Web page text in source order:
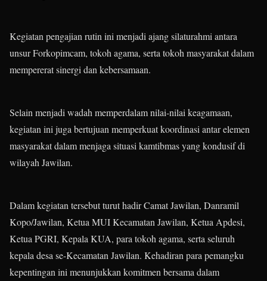
Kegiatan pengajian rutin ini menjadi ajang silaturahmi antara
unsur Forkopimcam, tokoh agama, serta tokoh masyarakat dalam
mempererat sinergi dan kebersamaan.
Selain menjadi wadah memperdalam nilai-nilai keagamaan,
kegiatan ini juga bertujuan memperkuat koordinasi antar elemen
masyarakat dalam menjaga situasi kamtibmas yang kondusif di
wilayah Jawilan.
Dalam kegiatan tersebut turut hadir Camat Jawilan, Danramil
Kopo/Jawilan, Ketua MUI Kecamatan Jawilan, Ketua Apdesi,
Ketua PGRI, Kepala KUA, para tokoh agama, serta seluruh
kepala desa se-Kecamatan Jawilan. Kehadiran para pemangku
kepentingan ini menunjukkan komitmen bersama dalam